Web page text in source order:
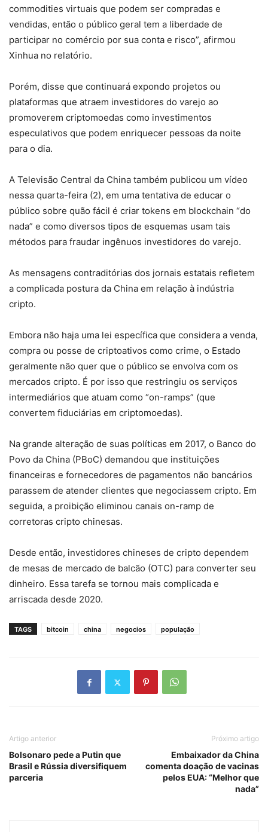
commodities virtuais que podem ser compradas e
vendidas, então o público geral tem a liberdade de
participar no comércio por sua conta e risco”, afirmou
Xinhua no relatório.
Porém, disse que continuará expondo projetos ou
plataformas que atraem investidores do varejo ao
promoverem criptomoedas como investimentos
especulativos que podem enriquecer pessoas da noite
para o dia.
A Televisão Central da China também publicou um vídeo
nessa quarta-feira (2), em uma tentativa de educar o
público sobre quão fácil é criar tokens em blockchain “do
nada” e como diversos tipos de esquemas usam tais
métodos para fraudar ingênuos investidores do varejo.
As mensagens contraditórias dos jornais estatais refletem
a complicada postura da China em relação à indústria
cripto.
Embora não haja uma lei específica que considera a venda,
compra ou posse de criptoativos como crime, o Estado
geralmente não quer que o público se envolva com os
mercados cripto. É por isso que restringiu os serviços
intermediários que atuam como “on-ramps” (que
convertem fiduciárias em criptomoedas).
Na grande alteração de suas políticas em 2017, o Banco do
Povo da China (PBoC) demandou que instituições
financeiras e fornecedores de pagamentos não bancários
parassem de atender clientes que negociassem cripto. Em
seguida, a proibição eliminou canais on-ramp de
corretoras cripto chinesas.
Desde então, investidores chineses de cripto dependem
de mesas de mercado de balcão (OTC) para converter seu
dinheiro. Essa tarefa se tornou mais complicada e
arriscada desde 2020.
TAGS bitcoin china negocios população
Artigo anterior
Bolsonaro pede a Putin que
Brasil e Rússia diversifiquem
parceria
Próximo artigo
Embaixador da China
comenta doação de vacinas
pelos EUA: “Melhor que
nada”